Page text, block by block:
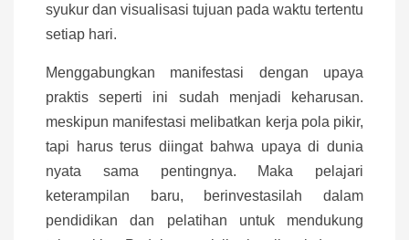
syukur dan visualisasi tujuan pada waktu tertentu
setiap hari.
Menggabungkan manifestasi dengan upaya
praktis seperti ini sudah menjadi keharusan.
meskipun manifestasi melibatkan kerja pola pikir,
tapi harus terus diingat bahwa upaya di dunia
nyata sama pentingnya. Maka pelajari
keterampilan baru, berinvestasilah dalam
pendidikan dan pelatihan untuk mendukung